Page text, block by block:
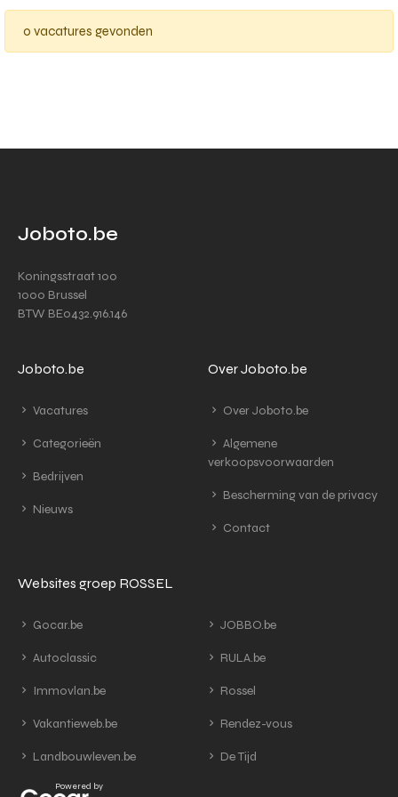
0 vacatures gevonden
Joboto.be
Koningsstraat 100
1000 Brussel
BTW BE0432.916.146
Joboto.be
Vacatures
Categorieën
Bedrijven
Nieuws
Over Joboto.be
Over Joboto.be
Algemene
verkoopsvoorwaarden
Bescherming van de privacy
Contact
Websites groep ROSSEL
Gocar.be
Autoclassic
Immovlan.be
Vakantieweb.be
Landbouwleven.be
JOBBO.be
RULA.be
Rossel
Rendez-vous
De Tijd
Powered by